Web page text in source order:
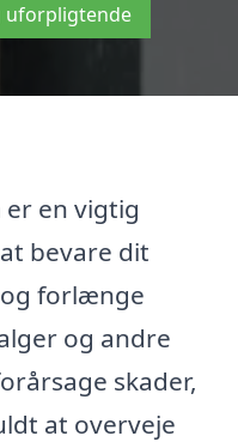
uforpligtende
er en vigtig
bevare dit
forlænge
og andre
skader,
at overveje